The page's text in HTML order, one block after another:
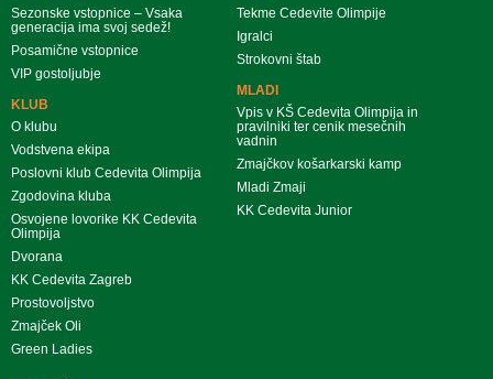
Sezonske vstopnice – Vsaka
generacija ima svoj sedež!
Posamične vstopnice
VIP gostoljubje
KLUB
O klubu
Vodstvena ekipa
Poslovni klub Cedevita Olimpija
Zgodovina kluba
Osvojene lovorike KK Cedevita
Olimpija
Dvorana
KK Cedevita Zagreb
Prostovoljstvo
Zmajček Oli
Green Ladies
Tekme Cedevite Olimpije
Igralci
Strokovni štab
MLADI
Vpis v KŠ Cedevita Olimpija in
pravilniki ter cenik mesečnih
vadnin
Zmajčkov košarkarski kamp
Mladi Zmaji
KK Cedevita Junior